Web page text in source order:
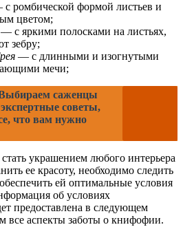
ромбической формой листьев и
цветом;
— с яркими полосками на листьях,
зебру;
— с длинными и изогнутыми
мечи;
саженцы
советы,
что вам нужно
украшением любого интерьера
ее красоту, необходимо следить
ей оптимальные условия
об условиях
предоставлена в следующем
все аспекты заботы о книфофии.